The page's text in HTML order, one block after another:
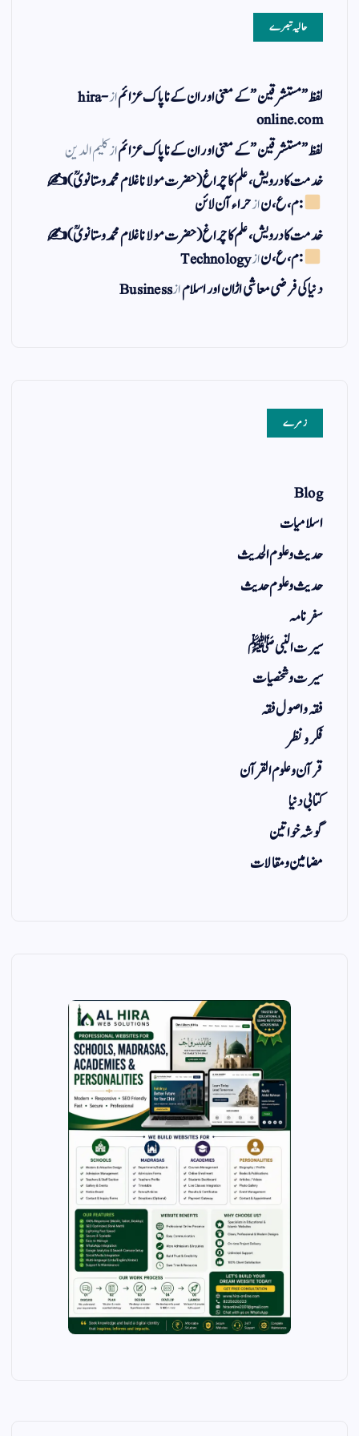
حالیہ تبصرے
لفظ ” مستشرقین ” کے معنی اور ان کے نا پاک عزائمازhira-
online.com
لفظ ” مستشرقین ” کے معنی اور ان کے نا پاک عزائمازکلیم الدین
خدمت کا درویش، علم کا چراغ(حضرت مولانا غلام محمد وستانویؒ)✍
: م ، ع ، نازحراء آن لائن
خدمت کا درویش، علم کا چراغ(حضرت مولانا غلام محمد وستانویؒ)✍
: م ، ع ، نازTechnology
دنیا کی فرضی معاشی اڑان اور اسلامازBusiness
زمرے
Blog
اسلامیات
حدیث و علوم الحدیث
حدیث و علوم حدیث
سفر نامہ
سیرت النبی ﷺ
سیرت و شخصیات
فقہ و اصول فقہ
فکر و نظر
قرآن و علوم القرآن
کتابی دنیا
گوشہ خواتین
مضامین و مقالات